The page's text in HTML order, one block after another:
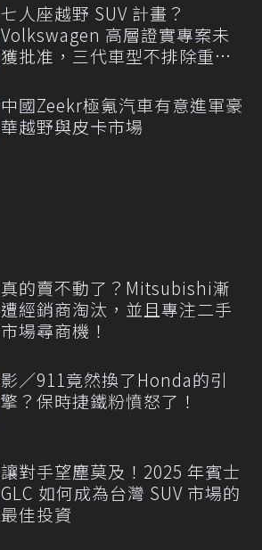
七人座越野 SUV 計畫？
Volkswagen 高層證實專案未
獲批准，三代車型不排除重
中國Zeekr極氪汽車有意進軍豪
華越野與皮卡市場
真的賣不動了？Mitsubishi漸
遭經銷商淘汰，並且專注二手
市場尋商機！
影／911竟然換了Honda的引
擎？保時捷鐵粉憤怒了！
讓對手望塵莫及！2025 年賓士
GLC 如何成為台灣 SUV 市場的
最佳投資